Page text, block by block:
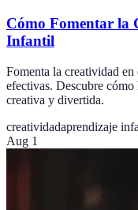
Cómo Fomentar la
Infantil
Fomenta la creatividad
efectivas. Descubre
creativa y divertida.
creatividadaprendizaje
Aug 1